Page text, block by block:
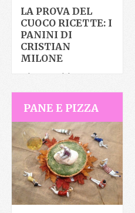
LA PROVA DEL
CUOCO RICETTE: I
PANINI DI
CRISTIAN
MILONE
A la prova del cuoco non
ricette elaborate e
c’è
PANE E PIZZA